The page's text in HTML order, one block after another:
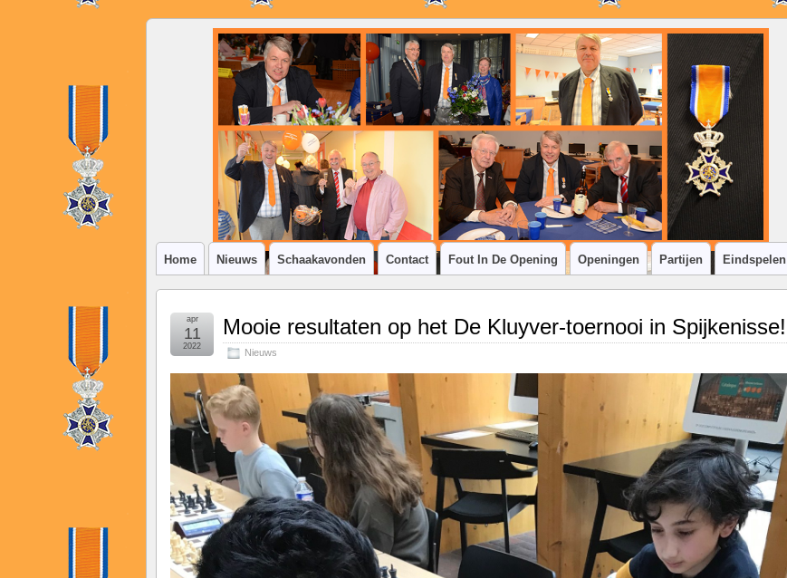
SSV
Klim-
Home Nieuws Schaakavonden Contact Fout In De Opening Openingen Partijen Eindspelen
Mooie resultaten op het De Kluyver-toernooi in Spijkenisse!
Nieuws
apr
11
2022